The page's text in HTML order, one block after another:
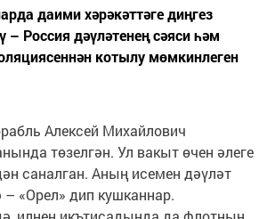
даими хәрәкәттәге диңгез
– Россия дәүләтенең сәяси һәм
котылу мөмкинлеген
Алексей Михайлович
төзелгән. Ул вакыт өчен әлеге
саналган. Аның исемен дәүләт
– «Орел» дип кушканнар.